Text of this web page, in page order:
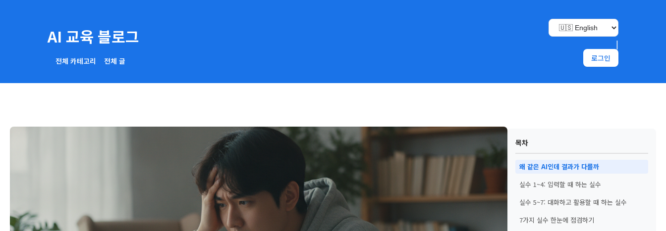
AI 교육 블로그
전체 카테고리 전체 글
|
로그인
목차
왜 같은 AI인데 결과가 다를까
실수 1~4: 입력할 때 하는 실수
실수 5~7: 대화하고 활용할 때 하는 실수
7가지 실수 한눈에 점검하기